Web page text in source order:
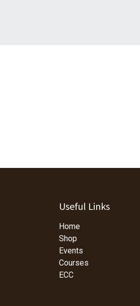
Useful Links
Home
Shop
Events
Courses
ECC